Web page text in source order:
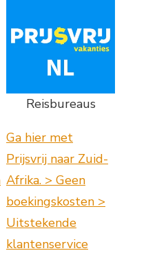
Reisbureaus
Ga hier met
Prijsvrij naar Zuid-
Afrika. > Geen
boekingskosten >
Uitstekende
klantenservice